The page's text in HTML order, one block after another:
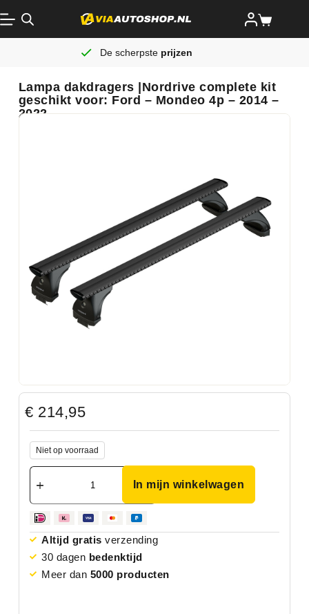
De scherpste prijzen
Lampa dakdragers |Nordrive complete kit
geschikt voor: Ford – Mondeo 4p – 2014 –
2022
€ 214,95
Niet op voorraad
In mijn winkelwagen
Altijd gratis verzending
30 dagen bedenktijd
Meer dan 5000 producten